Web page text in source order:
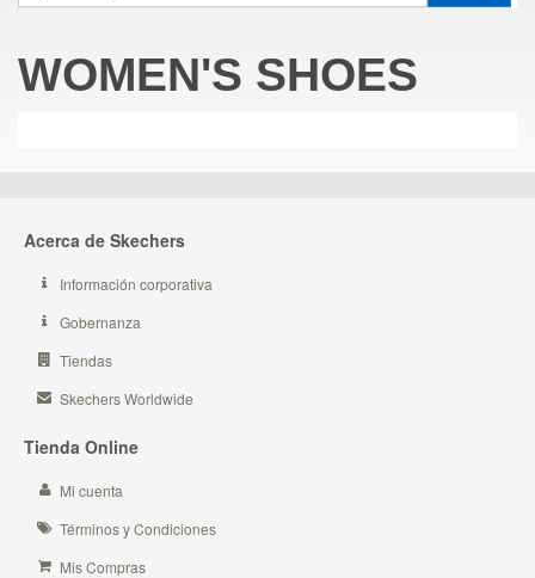
WOMEN'S SHOES
Acerca de Skechers
Información corporativa
Gobernanza
Tiendas
Skechers Worldwide
Tienda Online
Mi cuenta
Términos y Condiciones
Mis Compras